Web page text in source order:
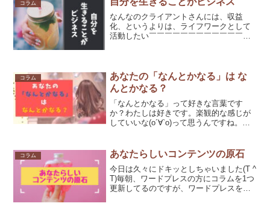
キャパオーバー...
コラム
なんなのクライアントさんには、収益
化、というよりは、ライフワークとして
活動したい￣￣￣￣￣￣￣￣￣￣￣￣￣
ックリしました！新しい視点...
コラム
あなたの「なんとかなる」は な
んとかなる？
「なんとかなる」って好きな言葉です
か？わたしは好きです。楽観的な感じが
していいな(о´∀`о)って思うんですね。と
「なんとかなる」なのか、計画性のない
「なんとかなる」なの...
コラム あなたらしいコンテンツの原石
今日は久々にドキッとしちゃいました(T ^
T)毎朝、ワードプレスの方にコラムを1つ
更新してるのですが、ワードプレスを開